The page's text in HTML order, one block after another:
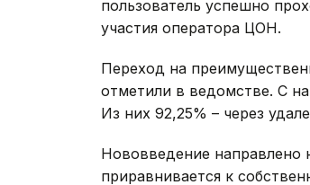
пользователь успешно
участия оператора ЦОН.
Переход на
отметили в ведомстве. С
Из них 92,25% – через
Нововведение
приравнивается к